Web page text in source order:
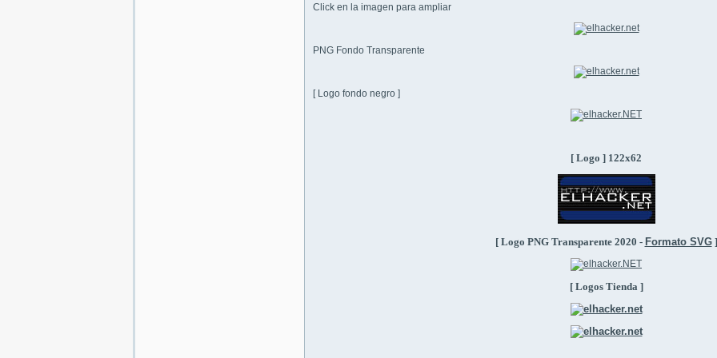
Click en la imagen para ampliar
PNG Fondo Transparente
[ Logo fondo negro ]
[ Logo ] 122x62
[ Logo PNG Transparente 2020 - Formato SVG]
[ Logos Tienda ]